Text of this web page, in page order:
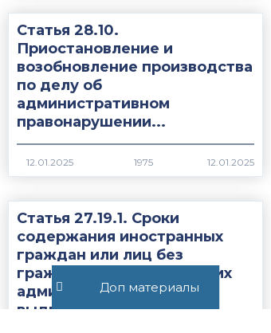
Доп материалы
Статья 28.10.
Приостановление и
возобновление производства
по делу об
административном
правонарушении...
1975
Статья 27.19.1. Сроки
содержания иностранных
граждан или лиц без
гражданства, подлежащих
административному
выдворению за...